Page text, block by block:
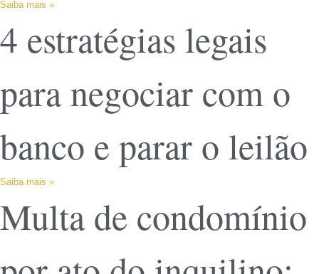
Saiba mais »
4 estratégias legais
para negociar com o
banco e parar o leilão
Saiba mais »
Multa de condomínio